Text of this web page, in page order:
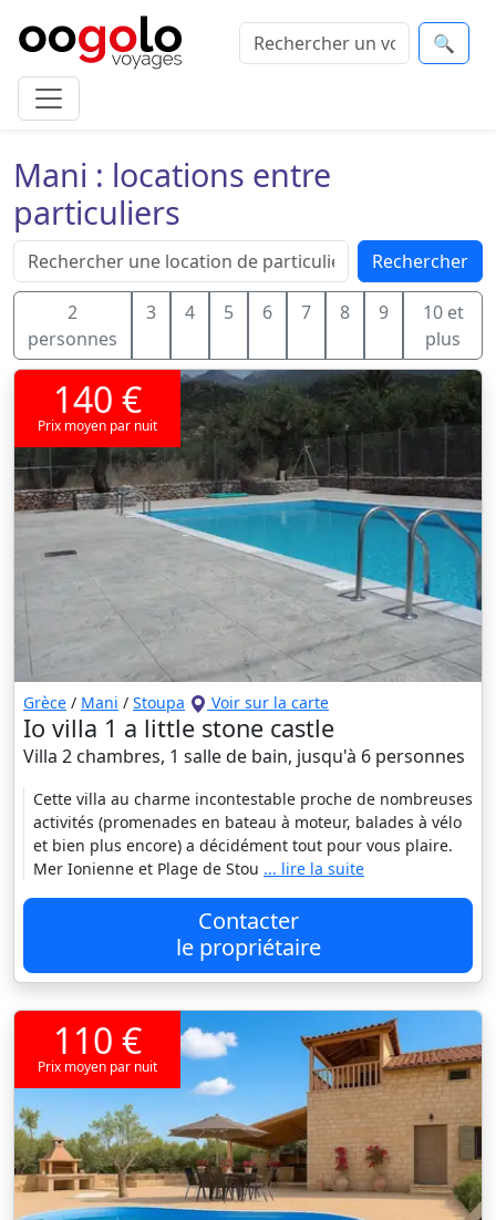
🔍
Mani : locations entre
particuliers
Rechercher
2
personnes
3 4 5 6 7 8 9
10 et
plus
140 €
Prix moyen par nuit
Grèce / Mani / Stoupa Voir sur la carte
Io villa 1 a little stone castle
Villa 2 chambres, 1 salle de bain, jusqu'à 6 personnes
Cette villa au charme incontestable proche de nombreuses
activités (promenades en bateau à moteur, balades à vélo
et bien plus encore) a décidément tout pour vous plaire.
Mer Ionienne et Plage de Stou ... lire la suite
Contacter
le propriétaire
110 €
Prix moyen par nuit